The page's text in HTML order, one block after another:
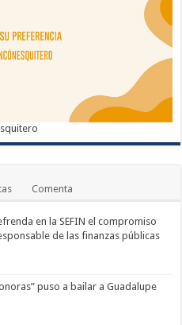
Comenta
en la SEFIN el compromiso
de las finanzas públicas
puso a bailar a Guadalupe